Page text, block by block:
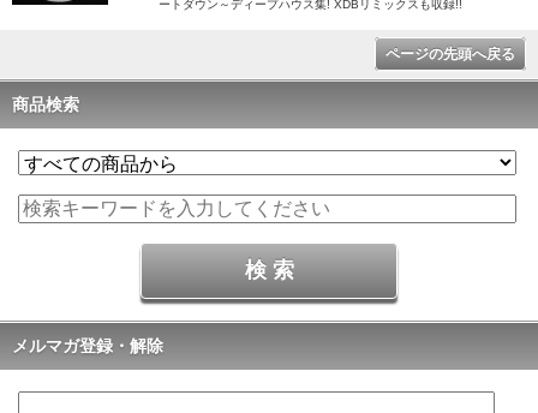
ートダウン～ディープハウス集! XDBリミックスも収録!!
ページの先頭へ戻る
商品検索
メルマガ登録・解除